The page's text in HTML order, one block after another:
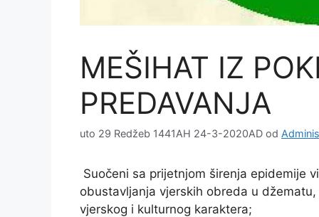
MEŠIHAT IZ
PREDAVANJA
uto 29 Redžeb 1441AH 24-3-2020AD od
obustavljanja vjerskih obreda u
vjerskog i kulturnog karaktera;